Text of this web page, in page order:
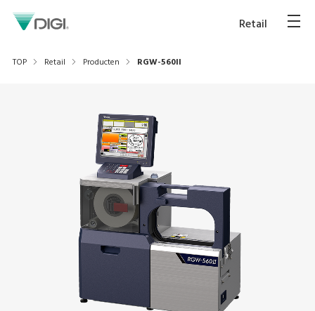
Retail
TOP Retail Producten RGW-560II